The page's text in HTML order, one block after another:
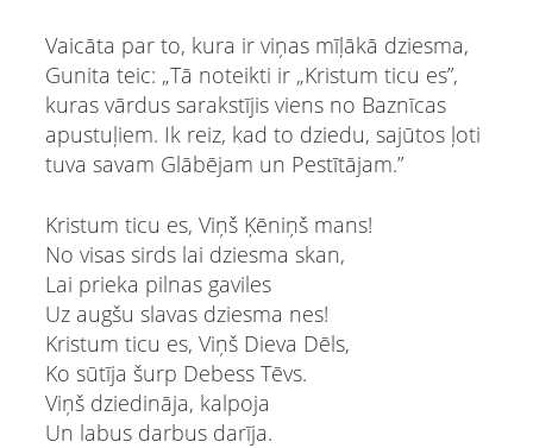
Vaicāta par to, kura ir viņas mīļākā dziesma,
Gunita teic: „Tā noteikti ir „Kristum ticu es”,
kuras vārdus sarakstījis viens no Baznīcas
apustuļiem. Ik reiz, kad to dziedu, sajūtos ļoti
tuva savam Glābējam un Pestītājam.”
Kristum ticu es, Viņš Ķēniņš mans!
No visas sirds lai dziesma skan,
Lai prieka pilnas gaviles
Uz augšu slavas dziesma nes!
Kristum ticu es, Viņš Dieva Dēls,
Ko sūtīja šurp Debess Tēvs.
Viņš dziedināja, kalpoja
Un labus darbus darīja.